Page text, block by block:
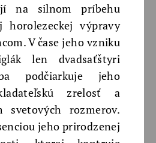
na silnom príbehu
horolezeckej výpravy
V čase jeho vzniku
len dvadsaťštyri
podčiarkuje jeho
zrelosť a
svetových rozmerov.
jeho prirodzenej